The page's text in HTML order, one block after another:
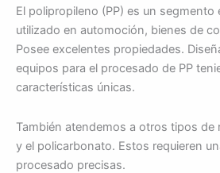
El polipropileno (PP) es un segmento
utilizado en automoción, bienes de
Posee excelentes propiedades.
equipos para el procesado de PP
características únicas.
También atendemos a otros tipos de
y el policarbonato. Estos requieren
procesado precisas.